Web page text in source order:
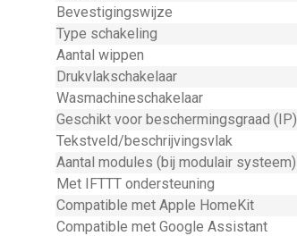
Bevestigingswijze
Type schakeling
Aantal wippen
Drukvlakschakelaar
Wasmachineschakelaar
Geschikt voor beschermingsgraad (IP)
Tekstveld/beschrijvingsvlak
Aantal modules (bij modulair systeem)
Met IFTTT ondersteuning
Compatible met Apple HomeKit
Compatible met Google Assistant